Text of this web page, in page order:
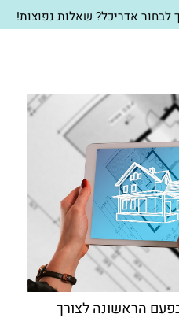
לבחור אדריכל? שאלות נפוצות!
הראשונה לצורך